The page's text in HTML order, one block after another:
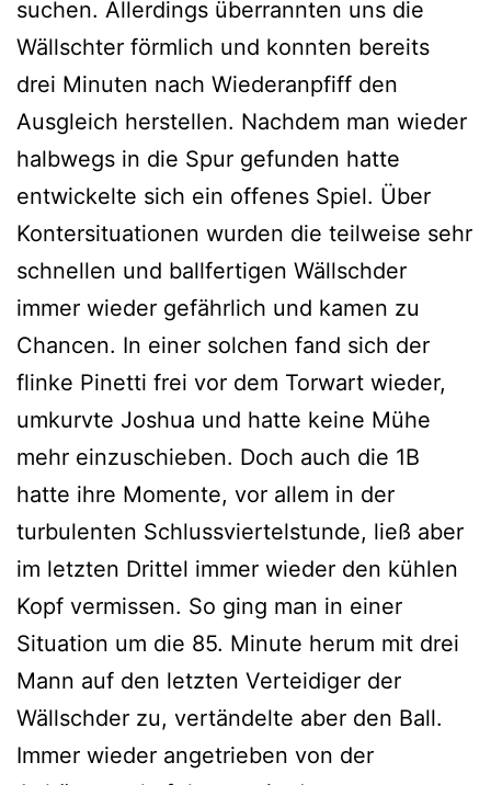
suchen. Allerdings überrannten uns die
Wällschter förmlich und konnten bereits
drei Minuten nach Wiederanpfiff den
Ausgleich herstellen. Nachdem man wieder
halbwegs in die Spur gefunden hatte
entwickelte sich ein offenes Spiel. Über
Kontersituationen wurden die teilweise sehr
schnellen und ballfertigen Wällschder
immer wieder gefährlich und kamen zu
Chancen. In einer solchen fand sich der
flinke Pinetti frei vor dem Torwart wieder,
umkurvte Joshua und hatte keine Mühe
mehr einzuschieben. Doch auch die 1B
hatte ihre Momente, vor allem in der
turbulenten Schlussviertelstunde, ließ aber
im letzten Drittel immer wieder den kühlen
Kopf vermissen. So ging man in einer
Situation um die 85. Minute herum mit drei
Mann auf den letzten Verteidiger der
Wällschder zu, vertändelte aber den Ball.
Immer wieder angetrieben von der